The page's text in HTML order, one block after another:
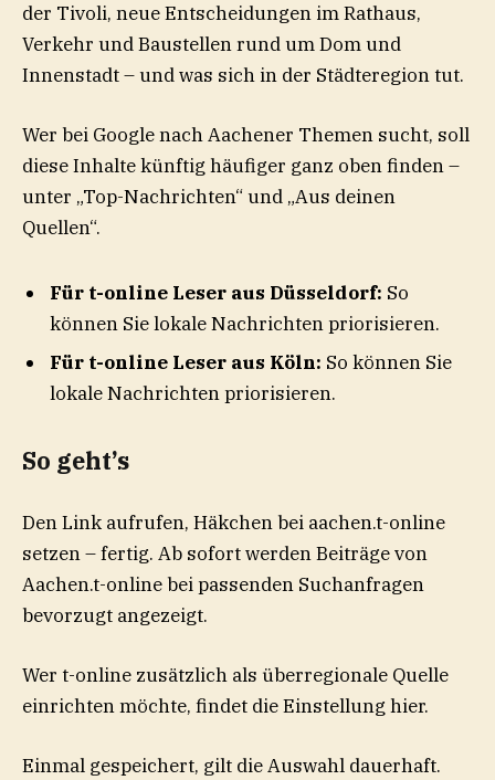
der Tivoli, neue Entscheidungen im Rathaus,
Verkehr und Baustellen rund um Dom und
Innenstadt – und was sich in der Städteregion tut.
Wer bei Google nach Aachener Themen sucht, soll
diese Inhalte künftig häufiger ganz oben finden –
unter „Top-Nachrichten“ und „Aus deinen
Quellen“.
Für t-online Leser aus Düsseldorf: So
können Sie lokale Nachrichten priorisieren.
Für t-online Leser aus Köln: So können Sie
lokale Nachrichten priorisieren.
So geht’s
Den Link aufrufen, Häkchen bei aachen.t-online
setzen – fertig. Ab sofort werden Beiträge von
Aachen.t-online bei passenden Suchanfragen
bevorzugt angezeigt.
Wer t-online zusätzlich als überregionale Quelle
einrichten möchte, findet die Einstellung hier.
Einmal gespeichert, gilt die Auswahl dauerhaft.